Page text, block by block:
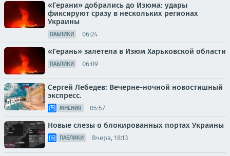
«Герани» добрались до Изюма: удары
фиксируют сразу в нескольких регионах
Украины
ПАБЛИКИ 06:24
«Герань» залетела в Изюм Харьковской области
ПАБЛИКИ 06:09
Сергей Лебедев: Вечерне-ночной новостишный
экспресс.
МНЕНИЯ 05:57
Новые слезы о блокированных портах Украины
ПАБЛИКИ Вчера, 18:13